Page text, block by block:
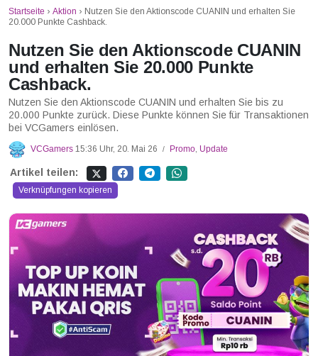
Startseite › Aktion › Nutzen Sie den Aktionscode CUANIN und erhalten Sie
20.000 Punkte Cashback.
Nutzen Sie den Aktionscode CUANIN
und erhalten Sie 20.000 Punkte
Cashback.
Nutzen Sie den Aktionscode CUANIN und erhalten Sie bis zu
20.000 Punkte zurück. Diese Punkte können Sie für Transaktionen
bei VCGamers einlösen.
VCGamers 15:36 Uhr, 20. Mai 26 / Promo, Update
Artikel teilen:
Verknüpfungen kopieren